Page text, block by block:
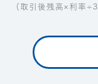
（取引後残高×利率